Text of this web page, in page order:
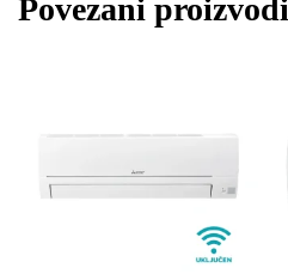
Povezani proizvodi